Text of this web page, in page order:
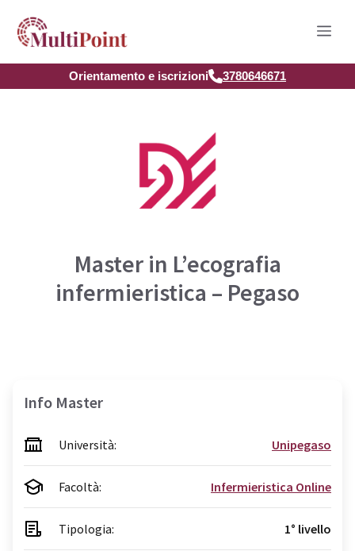
contenuto
Orientamento e iscrizioni 3780646671
Master in L’ecografia
infermieristica – Pegaso
Info Master
Università: Unipegaso
Facoltà: Infermieristica Online
Tipologia: 1° livello